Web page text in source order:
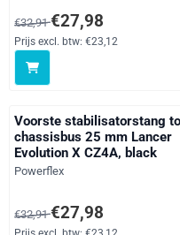
Van 32,91 voor 27,98,
€32,91€27,98
Prijs excl. btw: €23,12
Voorste stabilisatorstang
chassisbus 25 mm Lancer
Evolution X CZ4A, black
Merk:
Powerflex
Van 32,91 voor 27,98,
€32,91€27,98